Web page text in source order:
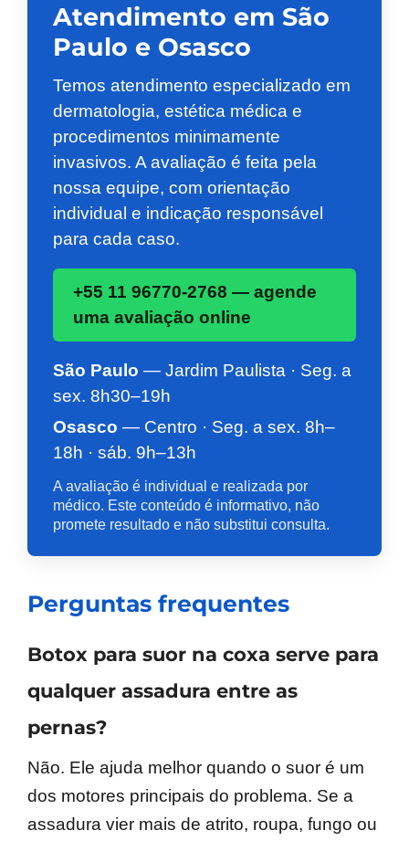
Atendimento em São
Paulo e Osasco
Temos atendimento especializado em
dermatologia, estética médica e
procedimentos minimamente
invasivos. A avaliação é feita pela
nossa equipe, com orientação
individual e indicação responsável
para cada caso.
+55 11 96770-2768 — agende
uma avaliação online
São Paulo — Jardim Paulista · Seg. a
sex. 8h30–19h
Osasco — Centro · Seg. a sex. 8h–
18h · sáb. 9h–13h
A avaliação é individual e realizada por
médico. Este conteúdo é informativo, não
promete resultado e não substitui consulta.
Perguntas frequentes
Botox para suor na coxa serve para
qualquer assadura entre as
pernas?
Não. Ele ajuda melhor quando o suor é um
dos motores principais do problema. Se a
assadura vier mais de atrito, roupa, fungo ou